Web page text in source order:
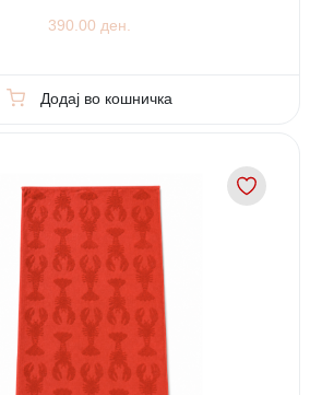
390.00 ден.
Додај во кошничка